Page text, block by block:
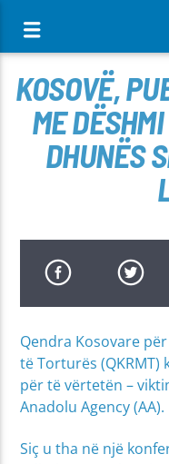
KOSOVË,
ME
DHUNËS
Qendra Kosovare
të Torturës
për të vërtetën –
Anadolu Agency (AA).
Siç u tha në një